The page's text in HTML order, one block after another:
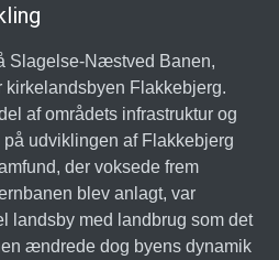
Slagelse-Næstved Banen,
kirkelandsbyen Flakkebjerg.
af områdets infrastruktur og
udviklingen af Flakkebjerg
der voksede frem
blev anlagt, var
landsby med landbrug som det
ændrede dog byens dynamik